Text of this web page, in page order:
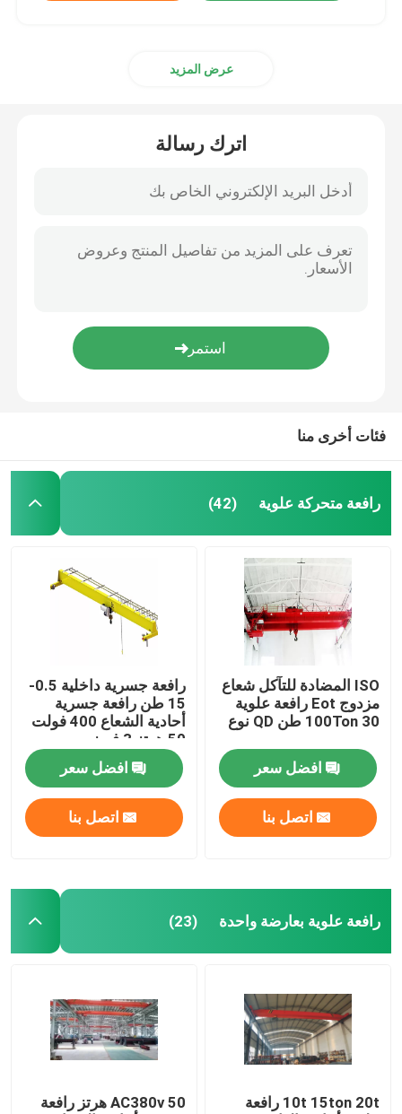
عرض المزيد
اترك رسالة
فئات أخرى منا
رافعة متحركة علوية (42)
ISO المضادة للتآكل شعاع
مزدوج Eot رافعة علوية
100Ton 30 طن QD نوع
افضل سعر
اتصل بنا
رافعة جسرية داخلية 0.5-
15 طن رافعة جسرية
أحادية الشعاع 400 فولت
50 هرتز 3 فريز
افضل سعر
اتصل بنا
رافعة علوية بعارضة واحدة (23)
10t 15ton 20t رافعة
AC380v 50 هرتز رافعة